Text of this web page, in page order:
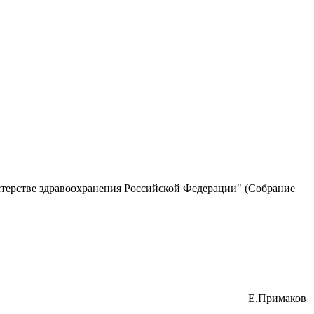
здравоохранения Российской Федерации" (Собрание
Е.Примаков